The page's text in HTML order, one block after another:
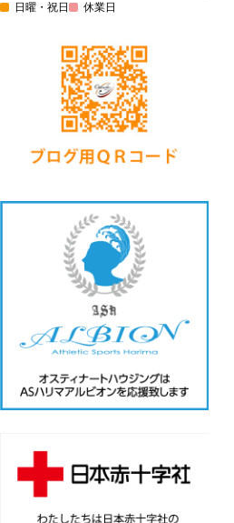
日曜・祝日 休業日